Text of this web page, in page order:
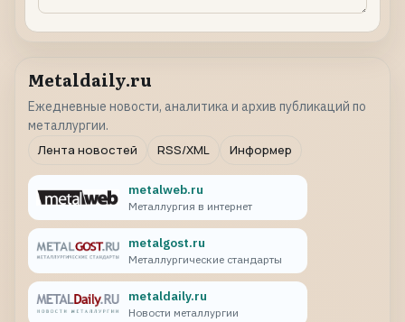
Metaldaily.ru
Ежедневные новости, аналитика и архив публикаций по
металлургии.
Лента новостей
RSS/XML Информер
metalweb.ru
Металлургия в интернет
metalgost.ru
Металлургические стандарты
metaldaily.ru
Новости металлургии